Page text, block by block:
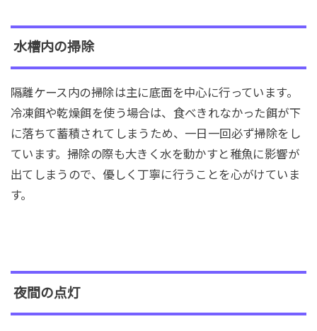
水槽内の掃除
隔離ケース内の掃除は主に底面を中心に行っています。
冷凍餌や乾燥餌を使う場合は、食べきれなかった餌が下
に落ちて蓄積されてしまうため、一日一回必ず掃除をし
ています。掃除の際も大きく水を動かすと稚魚に影響が
出てしまうので、優しく丁寧に行うことを心がけていま
す。
夜間の点灯